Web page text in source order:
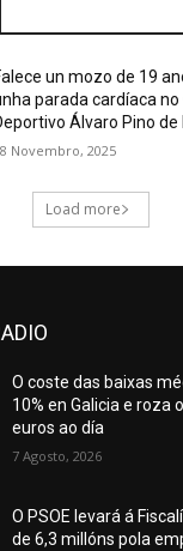
O coste das baixas
10% en Galicia e roza
euros ao día
7 Agosto, 2026
O PSOE levará á
de 6,3 millóns pola